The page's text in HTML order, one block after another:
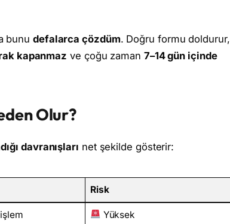
bunu defalarca çözdüm. Doğru formu doldurur,
kapanmaz ve çoğu zaman 7–14 gün içinde
Olur?
davranışları net şekilde gösterir:
Risk
Yüksek